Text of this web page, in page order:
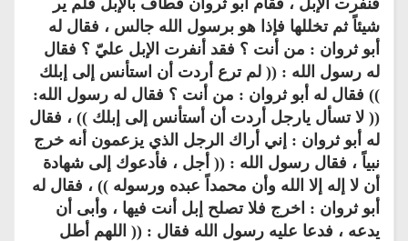
شيئاً ثم تخللها فإذا هو برسول الله جالس ، فقال له
أبو ثروان : من أنت ؟ فقد أنفرت الإبل عليّ ؟ فقال
له رسول الله : (( لم ترع أردت أن استأنس إلى إبلك
)) فقال له أبو ثروان : من أنت ؟ فقال له رسول الله:
(( لا تسأل يارجل أردت أن أستأنس إلى إبلك )) ، فقال
له أبو ثروان : إني أراك الرجل الذي يزعمون أنه خرج
نبياً ، فقال رسول الله : (( أجل ، فأدعوك إلى شهادة
أن لا إله إلا الله وأن محمداً عبده ورسوله )) ، فقال له
أبو ثروان : اخرج فلا تصلح إبل أنت فيها ، وأبى أن
يدعه ، فدعا عليه رسول الله فقال : (( اللهم أطل